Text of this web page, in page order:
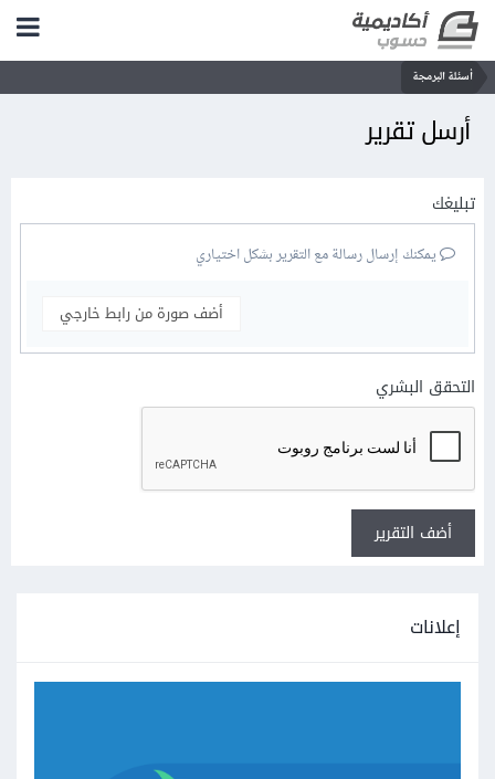
أسئلة البرمجة
أرسل تقرير
تبليغك
يمكنك إرسال رسالة مع التقرير بشكل اختياري
أضف صورة من رابط خارجي
التحقق البشري
أضف التقرير
إعلانات